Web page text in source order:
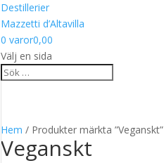
Destillerier
Mazzetti d’Altavilla
0 varor0,00
Välj en sida
Hem / Produkter märkta ”Veganskt”
Veganskt